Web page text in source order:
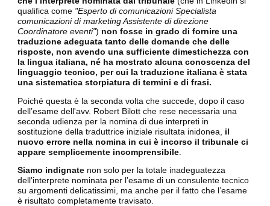
qualifica come "Esperto di comunicazioni Specialista
comunicazioni di marketing Assistente di direzione
Coordinatore eventi") non fosse in grado di fornire una
traduzione adeguata tanto delle domande che delle
risposte, non avendo una sufficiente dimestichezza con
la lingua italiana, né ha mostrato alcuna conoscenza del
linguaggio tecnico, per cui la traduzione italiana è stata
una sistematica storpiatura di termini e di frasi.
Poiché questa è la seconda volta che succede, dopo il caso
dell’esame dell'avv. Robert Bilott che rese necessaria una
seconda udienza per la nomina di due interpreti in
sostituzione della traduttrice iniziale risultata inidonea, il
nuovo errore nella nomina in cui è incorso il tribunale ci
appare semplicemente incomprensibile
Siamo indignate non solo per la totale inadeguatezza
dell'interprete nominata per l’esame di un consulente tecnico
su argomenti delicatissimi, ma anche per il fatto che l’esame
è risultato completamente travisato.